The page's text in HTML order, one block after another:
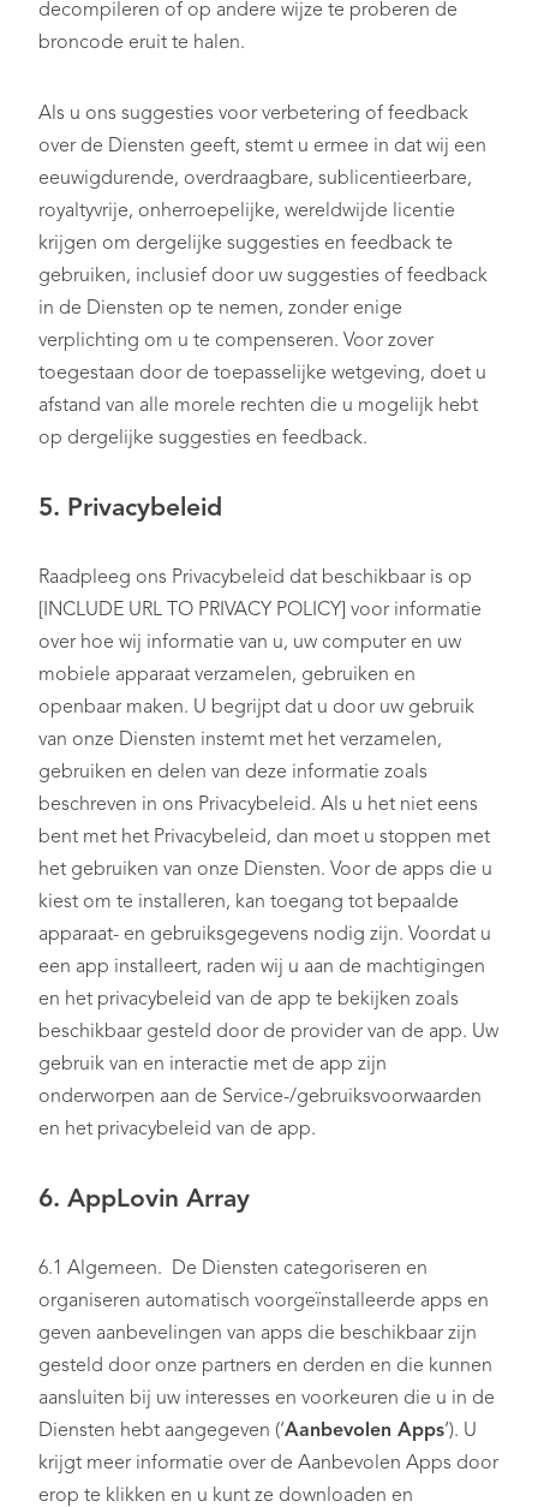
decompileren of op andere wijze te proberen de
broncode eruit te halen.
Als u ons suggesties voor verbetering of feedback
over de Diensten geeft, stemt u ermee in dat wij een
eeuwigdurende, overdraagbare, sublicentieerbare,
royaltyvrije, onherroepelijke, wereldwijde licentie
krijgen om dergelijke suggesties en feedback te
gebruiken, inclusief door uw suggesties of feedback
in de Diensten op te nemen, zonder enige
verplichting om u te compenseren. Voor zover
toegestaan door de toepasselijke wetgeving, doet u
afstand van alle morele rechten die u mogelijk hebt
op dergelijke suggesties en feedback.
5. Privacybeleid
Raadpleeg ons Privacybeleid dat beschikbaar is op
[INCLUDE URL TO PRIVACY POLICY] voor informatie
over hoe wij informatie van u, uw computer en uw
mobiele apparaat verzamelen, gebruiken en
openbaar maken. U begrijpt dat u door uw gebruik
van onze Diensten instemt met het verzamelen,
gebruiken en delen van deze informatie zoals
beschreven in ons Privacybeleid. Als u het niet eens
bent met het Privacybeleid, dan moet u stoppen met
het gebruiken van onze Diensten. Voor de apps die u
kiest om te installeren, kan toegang tot bepaalde
apparaat- en gebruiksgegevens nodig zijn. Voordat u
een app installeert, raden wij u aan de machtigingen
en het privacybeleid van de app te bekijken zoals
beschikbaar gesteld door de provider van de app. Uw
gebruik van en interactie met de app zijn
onderworpen aan de Service-/gebruiksvoorwaarden
en het privacybeleid van de app.
6. AppLovin Array
6.1 Algemeen. De Diensten categoriseren en
organiseren automatisch voorgeïnstalleerde apps en
geven aanbevelingen van apps die beschikbaar zijn
gesteld door onze partners en derden en die kunnen
aansluiten bij uw interesses en voorkeuren die u in de
Diensten hebt aangegeven (‘Aanbevolen Apps‘). U
krijgt meer informatie over de Aanbevolen Apps door
erop te klikken en u kunt ze downloaden en